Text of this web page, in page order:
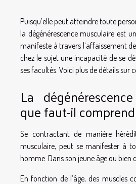
Puisqu’elle peut atteindre toute
la dégénérescence musculaire est
manifeste à travers l’affaissement
chez le sujet une incapacité de se
ses facultés. Voici plus de détails sur
La
que faut-il
Se contractant de manière
musculaire, peut se manifester à
homme. Dans son jeune âge ou bien
En fonction de l’âge, des muscles